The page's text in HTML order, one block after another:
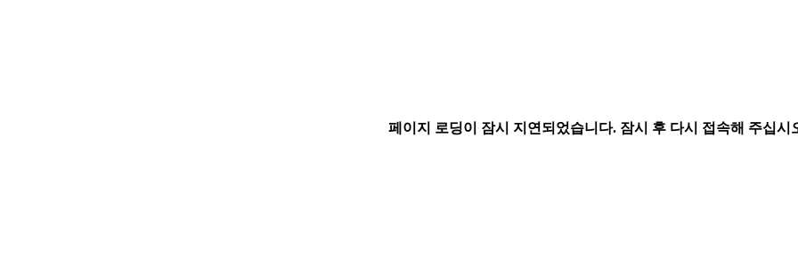
페이지 로딩이 잠시 지연되었습니다. 잠시 후 다시 접속해 주십시